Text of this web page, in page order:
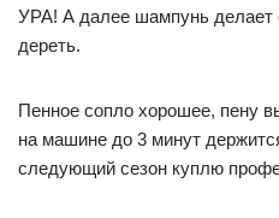
УРА! А далее шампунь делает
дереть.
Пенное сопло хорошее, пену
на машине до 3 минут
следующий сезон куплю